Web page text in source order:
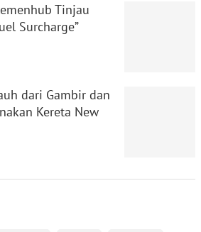
Tinjau
Surcharge”
dari Gambir dan
Kereta New